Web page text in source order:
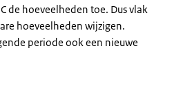
de hoeveelheden toe. Dus vlak
hoeveelheden wijzigen.
periode ook een nieuwe